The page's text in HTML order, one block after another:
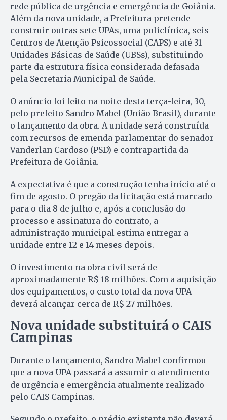
rede pública de urgência e emergência de Goiânia.
Além da nova unidade, a Prefeitura pretende
construir outras sete UPAs, uma policlínica, seis
Centros de Atenção Psicossocial (CAPS) e até 31
Unidades Básicas de Saúde (UBSs), substituindo
parte da estrutura física considerada defasada
pela Secretaria Municipal de Saúde.
O anúncio foi feito na noite desta terça-feira, 30,
pelo prefeito Sandro Mabel (União Brasil), durante
o lançamento da obra. A unidade será construída
com recursos de emenda parlamentar do senador
Vanderlan Cardoso (PSD) e contrapartida da
Prefeitura de Goiânia.
A expectativa é que a construção tenha início até o
fim de agosto. O pregão da licitação está marcado
para o dia 8 de julho e, após a conclusão do
processo e assinatura do contrato, a
administração municipal estima entregar a
unidade entre 12 e 14 meses depois.
O investimento na obra civil será de
aproximadamente R$ 18 milhões. Com a aquisição
dos equipamentos, o custo total da nova UPA
deverá alcançar cerca de R$ 27 milhões.
Nova unidade substituirá o CAIS
Campinas
Durante o lançamento, Sandro Mabel confirmou
que a nova UPA passará a assumir o atendimento
de urgência e emergência atualmente realizado
pelo CAIS Campinas.